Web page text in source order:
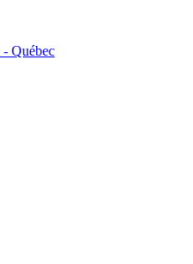
- Québec